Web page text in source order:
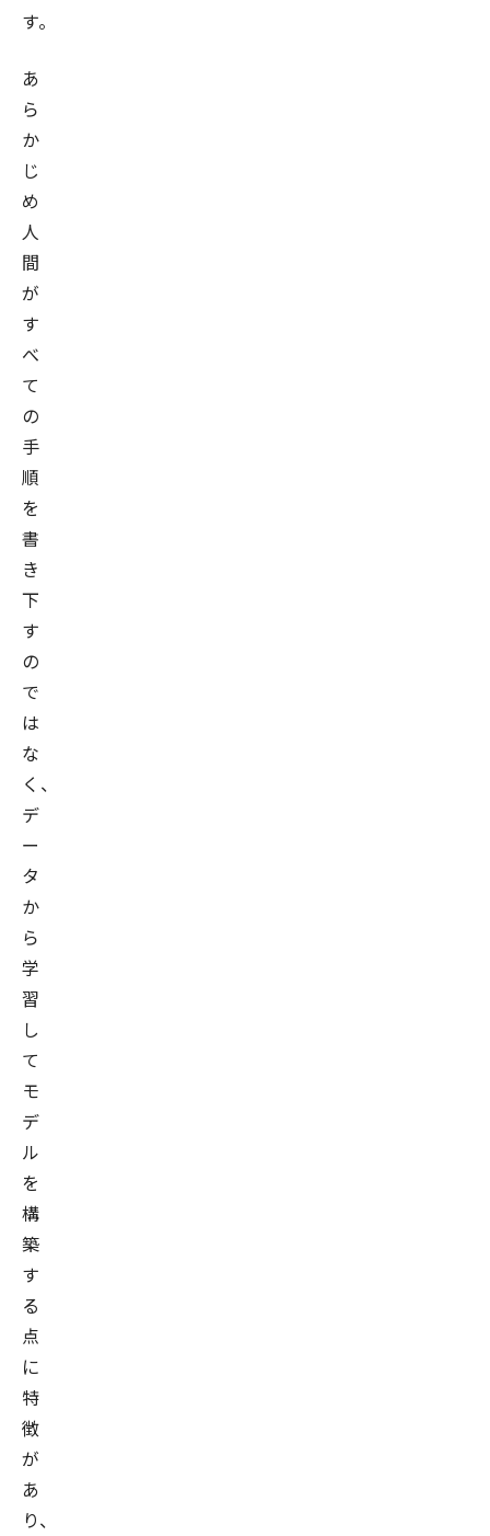
す。
あ
ら
か
じ
め
人
間
が
す
べ
て
の
手
順
を
書
き
下
す
の
で
は
な
く、
デ
ー
タ
か
ら
学
習
し
て
モ
デ
ル
を
構
築
す
る
点
に
特
徴
が
あ
り、